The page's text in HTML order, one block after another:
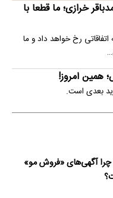
خرازی؛ ما قطعا با
رخ خواهد داد و ما
بعدی است.
چرا آگهی‌های «فروش مو»